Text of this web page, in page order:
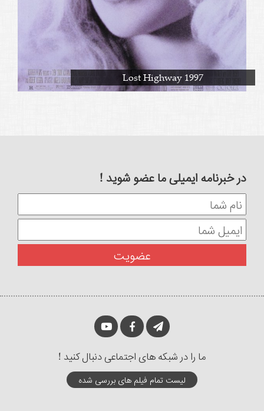
Lost Highway 1997
در خبرنامه ایمیلی ما عضو شوید !
ما را در شبکه های اجتماعی دنبال کنید !
لیست تمام فیلم های بررسی شده